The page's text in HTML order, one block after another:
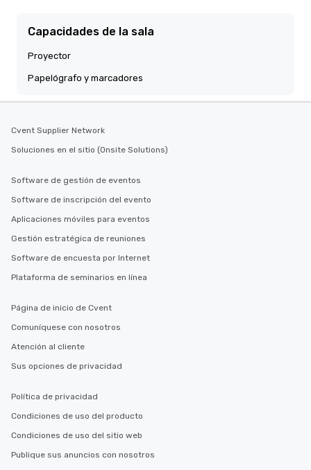
Capacidades de la sala
Proyector
Papelógrafo y marcadores
Cvent Supplier Network
Soluciones en el sitio (Onsite Solutions)
Software de gestión de eventos
Software de inscripción del evento
Aplicaciones móviles para eventos
Gestión estratégica de reuniones
Software de encuesta por Internet
Plataforma de seminarios en línea
Página de inicio de Cvent
Comuníquese con nosotros
Atención al cliente
Sus opciones de privacidad
Política de privacidad
Condiciones de uso del producto
Condiciones de uso del sitio web
Publique sus anuncios con nosotros